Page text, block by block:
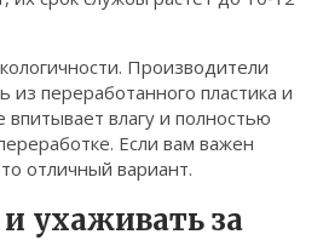
Производители
из переработанного пластика и
впитывает влагу и полностью
Если вам важен
отличный вариант.
ухаживать за